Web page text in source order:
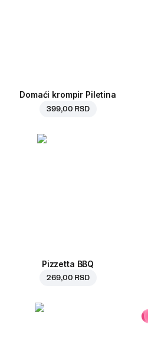
Domaći krompir Piletina
399,00 RSD
Pizzetta BBQ
269,00 RSD